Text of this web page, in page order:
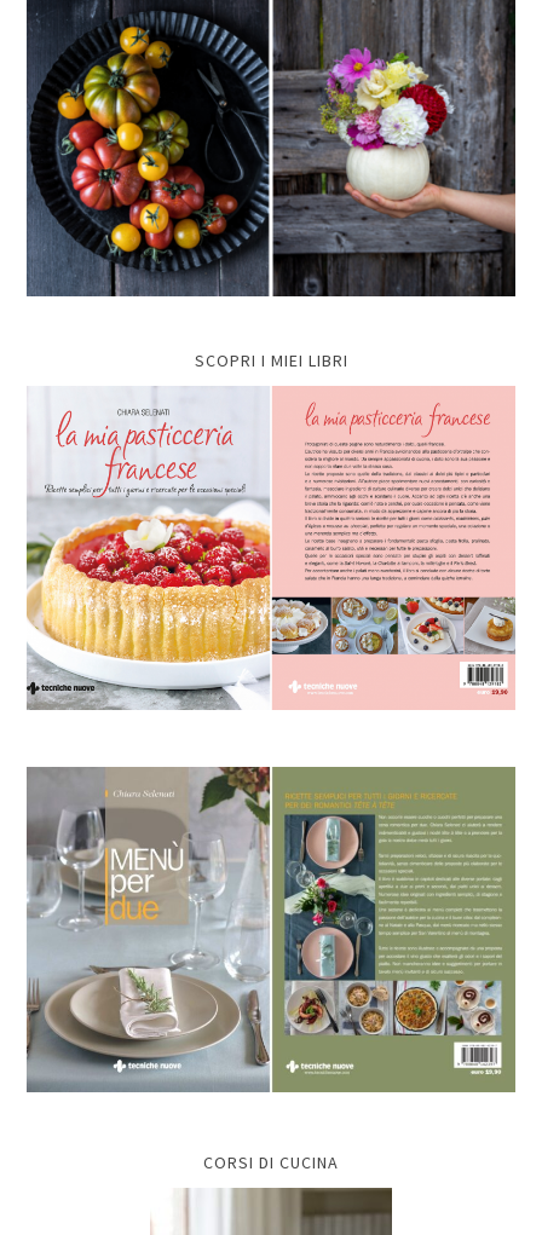
SCOPRI I MIEI LIBRI
CORSI DI CUCINA